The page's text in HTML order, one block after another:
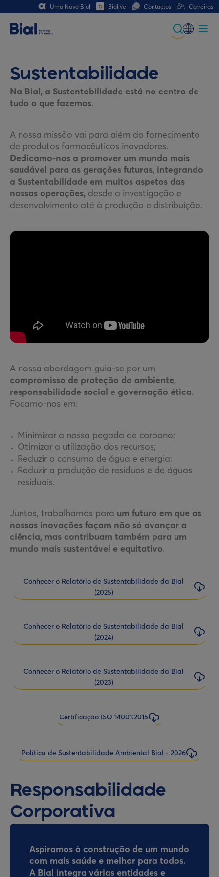
Uma Nova Bial Bialive Contactos Carreiras
Portuguese
German
French (CH)
German (CH)
Sustentabilidade
Na Bial, a Sustentabilidade está no centro de
tudo o que fazemos.
A nossa missão vai para além do fornecimento
de produtos farmacêuticos inovadores.
Dedicamo-nos a promover um mundo mais
saudável para as gerações futuras, integrando
a Sustentabilidade em muitos aspetos das
nossas operações, desde a investigação e
desenvolvimento até à produção e distribuição.
A nossa abordagem guia-se por um
compromisso de proteção do ambiente,
responsabilidade social e governação ética.
Focamo-nos em:
Minimizar a nossa pegada de carbono;
Otimizar a utilização dos recursos;
Reduzir o consumo de água e energia;
Reduzir a produção de resíduos e de águas
residuais.
Juntos, trabalhamos para um futuro em que as
nossas inovações façam não só avançar a
ciência, mas contribuam também para um
mundo mais sustentável e equitativo.
Conhecer o Relatório de Sustentabilidade da Bial
(2025)
Conhecer o Relatório de Sustentabilidade da Bial
(2024)
Conhecer o Relatório de Sustentabilidade da Bial
(2023)
Certificação ISO 14001:2015
Política de Sustentabilidade Ambiental Bial - 2026
Responsabilidade
Corporativa
Aspiramos à construção de um mundo
com mais saúde e melhor para todos.
A Bial integra várias entidades e